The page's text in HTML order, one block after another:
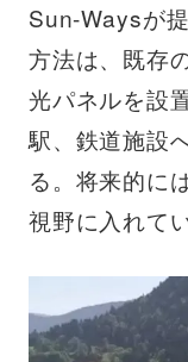
Sun-Waysが
方法は、既存
光パネルを設
駅、鉄道施設
る。将来的に
視野に入れて